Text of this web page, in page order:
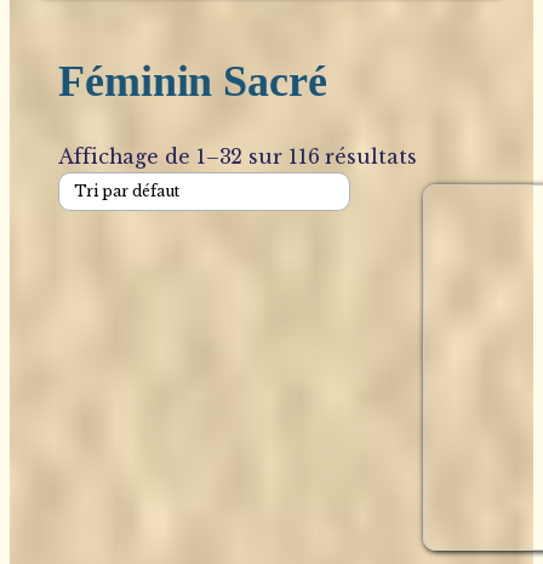
Féminin Sacré
Affichage de 1–32 sur 116 résultats